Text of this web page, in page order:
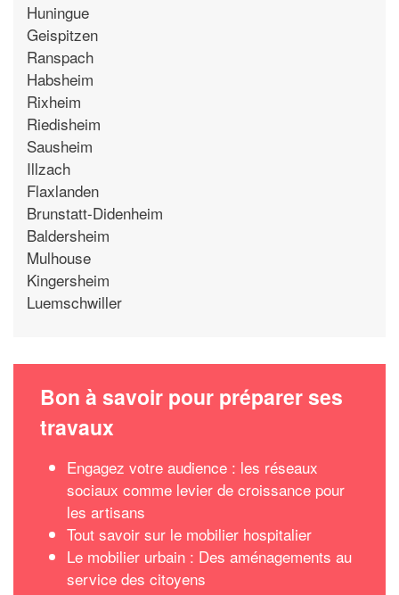
Huningue
Geispitzen
Ranspach
Habsheim
Rixheim
Riedisheim
Sausheim
Illzach
Flaxlanden
Brunstatt-Didenheim
Baldersheim
Mulhouse
Kingersheim
Luemschwiller
Bon à savoir pour préparer ses
travaux
Engagez votre audience : les réseaux
sociaux comme levier de croissance pour
les artisans
Tout savoir sur le mobilier hospitalier
Le mobilier urbain : Des aménagements au
service des citoyens